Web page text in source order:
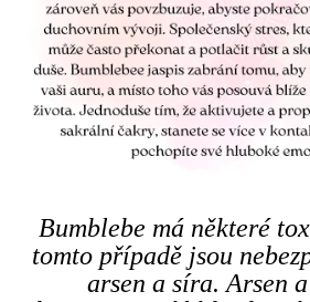
Bumblebe má některé
tomto případě jsou
arsen a síra. Arsen